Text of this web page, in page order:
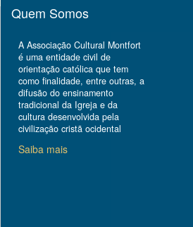
Quem Somos
A Associação Cultural Montfort
é uma entidade civil de
orientação católica que tem
como finalidade, entre outras, a
difusão do ensinamento
tradicional da Igreja e da
cultura desenvolvida pela
civilização cristã ocidental
Saiba mais